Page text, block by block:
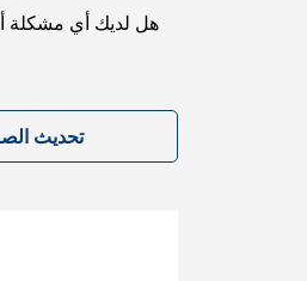
هل لديك أي مشكلة